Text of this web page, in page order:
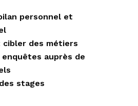
personnel et
cibler des métiers
enquêtes auprès de
stages